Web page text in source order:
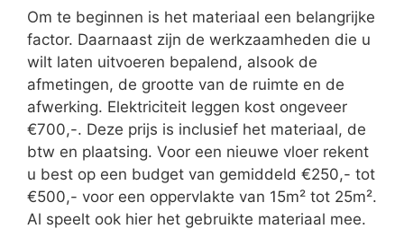
Om te beginnen is het materiaal een belangrijke
factor. Daarnaast zijn de werkzaamheden die u
wilt laten uitvoeren bepalend, alsook de
afmetingen, de grootte van de ruimte en de
afwerking. Elektriciteit leggen kost ongeveer
€700,-. Deze prijs is inclusief het materiaal, de
btw en plaatsing. Voor een nieuwe vloer rekent
u best op een budget van gemiddeld €250,- tot
€500,- voor een oppervlakte van 15m² tot 25m².
Al speelt ook hier het gebruikte materiaal mee.